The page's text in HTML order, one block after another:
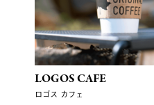
LOGOS CAFE
ロゴス カフェ